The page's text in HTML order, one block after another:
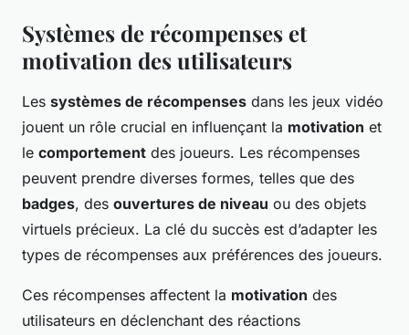
Systèmes de récompenses et
motivation des utilisateurs
Les systèmes de récompenses dans les jeux vidéo
jouent un rôle crucial en influençant la motivation et
le comportement des joueurs. Les récompenses
peuvent prendre diverses formes, telles que des
badges, des ouvertures de niveau ou des objets
virtuels précieux. La clé du succès est d’adapter les
types de récompenses aux préférences des joueurs.
Ces récompenses affectent la motivation des
utilisateurs en déclenchant des réactions